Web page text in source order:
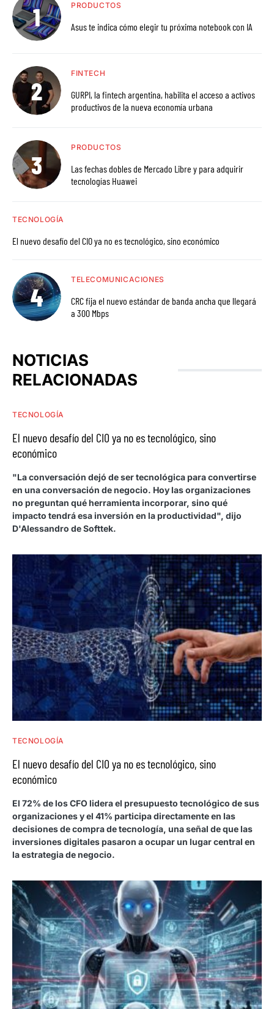
PRODUCTOS
Asus te indica cómo elegir tu próxima notebook con IA
FINTECH
GURPI, la fintech argentina, habilita el acceso a activos
productivos de la nueva economía urbana
PRODUCTOS
Las fechas dobles de Mercado Libre y para adquirir
tecnologías Huawei
TECNOLOGÍA
El nuevo desafío del CIO ya no es tecnológico, sino económico
TELECOMUNICACIONES
CRC fija el nuevo estándar de banda ancha que llegará
a 300 Mbps
NOTICIAS
RELACIONADAS
TECNOLOGÍA
El nuevo desafío del CIO ya no es tecnológico, sino
económico
"La conversación dejó de ser tecnológica para convertirse
en una conversación de negocio. Hoy las organizaciones
no preguntan qué herramienta incorporar, sino qué
impacto tendrá esa inversión en la productividad", dijo
D'Alessandro de Softtek.
TECNOLOGÍA
El nuevo desafío del CIO ya no es tecnológico, sino
económico
El 72% de los CFO lidera el presupuesto tecnológico de sus
organizaciones y el 41% participa directamente en las
decisiones de compra de tecnología, una señal de que las
inversiones digitales pasaron a ocupar un lugar central en
la estrategia de negocio.